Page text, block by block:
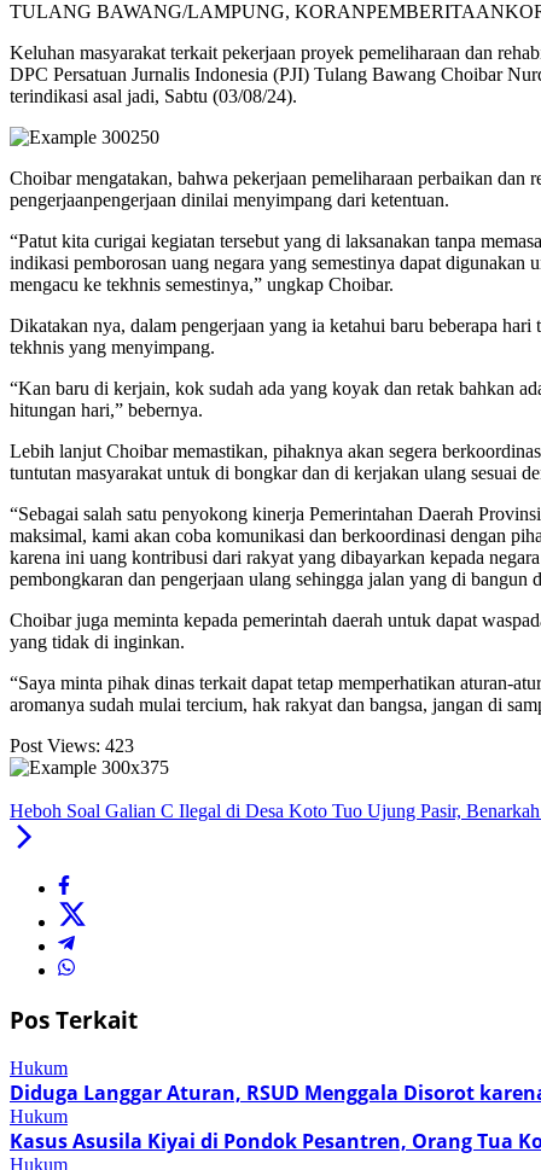
TULANG BAWANG/LAMPUNG,
Keluhan masyarakat terkait pekerjaan proyek pemeliharaan dan
DPC Persatuan Jurnalis Indonesia (PJI) Tulang Bawang Choibar
terindikasi asal jadi, Sabtu (03/08/24).
Choibar mengatakan, bahwa pekerjaan pemeliharaan perbaikan
pengerjaanpengerjaan dinilai menyimpang dari ketentuan.
“Patut kita curigai kegiatan tersebut yang di laksanakan tanpa
indikasi pemborosan uang negara yang semestinya dapat
mengacu ke tekhnis semestinya,” ungkap Choibar.
Dikatakan nya, dalam pengerjaan yang ia ketahui baru beberapa
tekhnis yang menyimpang.
“Kan baru di kerjain, kok sudah ada yang koyak dan retak bahkan
hitungan hari,” bebernya.
Lebih lanjut Choibar memastikan, pihaknya akan segera
tuntutan masyarakat untuk di bongkar dan di kerjakan ulang sesuai
“Sebagai salah satu penyokong kinerja Pemerintahan Daerah
maksimal, kami akan coba komunikasi dan berkoordinasi dengan
karena ini uang kontribusi dari rakyat yang dibayarkan kepada
pembongkaran dan pengerjaan ulang sehingga jalan yang di
Choibar juga meminta kepada pemerintah daerah untuk dapat
yang tidak di inginkan.
“Saya minta pihak dinas terkait dapat tetap memperhatikan aturan-
aromanya sudah mulai tercium, hak rakyat dan bangsa, jangan di
Post Views: 423
Heboh Soal Galian C Ilegal di Desa Koto Tuo Ujung Pasir,
Pos Terkait
Hukum
Diduga Langgar Aturan, RSUD Menggala Disorot
Hukum
Kasus Asusila Kiyai di Pondok Pesantren, Orang Tua
Hukum